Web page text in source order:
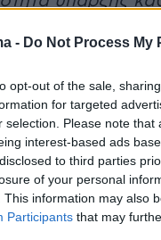
- Do Not Process My
opt-out of the sale,
for targeted
selection. Please note
interest-based ads
to third parties
of your personal
This information may also
Participants that may
ο 68χρονος
η θλίψη
με
που φαίνεται
πιο
Γίνεται πιο